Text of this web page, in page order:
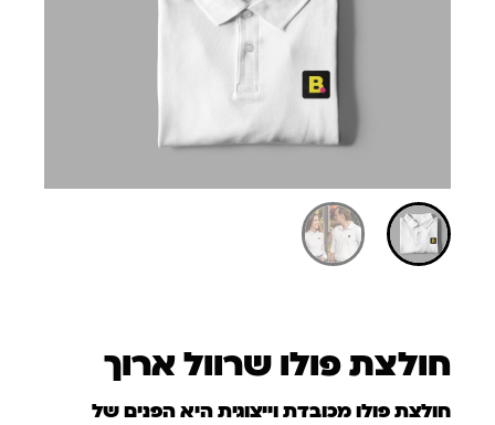
חולצת פולו שרוול ארוך
חולצת פולו מכובדת וייצוגית היא הפנים של